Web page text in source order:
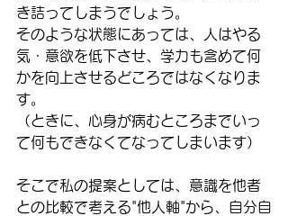
き詰ってしまうでしょう。
そのような状態にあっては、人はやる
気・意欲を低下させ、学力も含めて何
かを向上させるどころではなくなりま
す。
（ときに、心身が病むところまでいっ
て何もできなくてなってしまいます）
そこで私の提案としては、意識を他者
との比較で考える"他人軸"から、自分自